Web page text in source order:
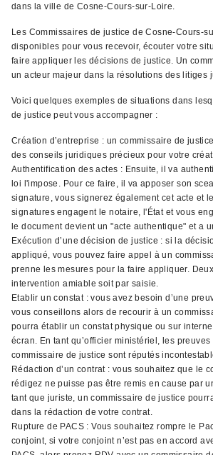
dans la ville de Cosne-Cours-sur-Loire.
Les Commissaires de justice de Cosne-Cours-
disponibles pour vous recevoir, écouter votre
faire appliquer les décisions de justice. Un
un acteur majeur dans la résolutions des litiges
Voici quelques exemples de situations dans
de justice peut vous accompagner :
Création d’entreprise : un commissaire de
des conseils juridiques précieux pour votre
Authentification des actes : Ensuite, il va
loi l'impose. Pour ce faire, il va apposer son
signature, vous signerez également cet acte et
signatures engagent le notaire, l'État et vous
le document devient un "acte authentique" et a
Exécution d’une décision de justice : si la
appliqué, vous pouvez faire appel à un
prenne les mesures pour la faire appliquer.
intervention amiable soit par saisie.
Etablir un constat : vous avez besoin d’une
vous conseillons alors de recourir à un
pourra établir un constat physique ou sur
écran. En tant qu’officier ministériel, les
commissaire de justice sont réputés
Rédaction d’un contrat : vous souhaitez que le
rédigez ne puisse pas être remis en cause par
tant que juriste, un commissaire de justice
dans la rédaction de votre contrat.
Rupture de PACS : Vous souhaitez rompre le
conjoint, si votre conjoint n’est pas en accord